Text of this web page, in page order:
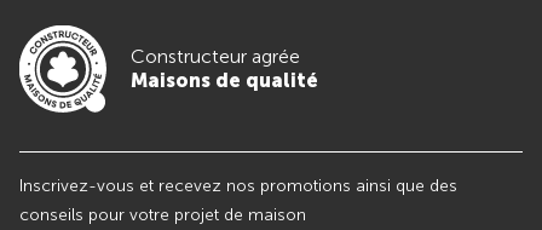
Constructeur agrée
Maisons de qualité
Inscrivez-vous et recevez nos promotions ainsi que des
conseils pour votre projet de maison